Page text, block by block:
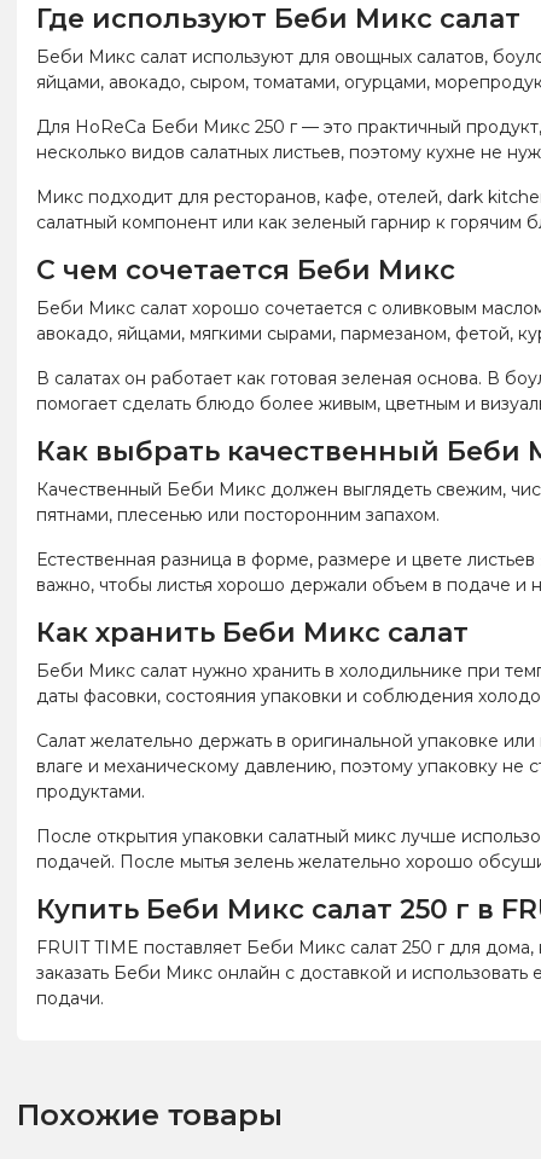
Где используют Беби Микс салат
Беби Микс салат используют для овощных салатов,
яйцами, авокадо, сыром, томатами, огурцами,
Для HoReCa Беби Микс 250 г — это практичный
несколько видов салатных листьев, поэтому кухне не
Микс подходит для ресторанов, кафе, отелей, dark
салатный компонент или как зеленый гарнир к горячим
С чем сочетается Беби Микс
Беби Микс салат хорошо сочетается с оливковым
авокадо, яйцами, мягкими сырами, пармезаном, фетой,
В салатах он работает как готовая зеленая основа. В
помогает сделать блюдо более живым, цветным и
Как выбрать качественный Беби
Качественный Беби Микс должен выглядеть свежим,
пятнами, плесенью или посторонним запахом.
Естественная разница в форме, размере и цвете
важно, чтобы листья хорошо держали объем в подаче и
Как хранить Беби Микс салат
Беби Микс салат нужно хранить в холодильнике при
даты фасовки, состояния упаковки и соблюдения
Салат желательно держать в оригинальной упаковке
влаге и механическому давлению, поэтому упаковку не
продуктами.
После открытия упаковки салатный микс лучше
подачей. После мытья зелень желательно хорошо
Купить Беби Микс салат 250 г в
FRUIT TIME поставляет Беби Микс салат 250 г для
заказать Беби Микс онлайн с доставкой и
подачи.
Похожие товары